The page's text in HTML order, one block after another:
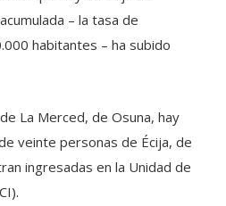
– la tasa de
habitantes – ha subido
La Merced, de Osuna, hay
veinte personas de Écija, de
ingresadas en la Unidad de